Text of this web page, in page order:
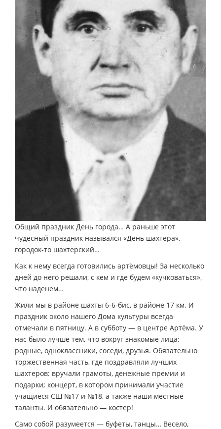
Общий праздник День города… А раньше этот
чудесный праздник назывался «День шахтера»,
городок-то шахтерский…
Как к нему всегда готовились артёмовцы! За несколько
дней до него решали, с кем и где будем «кучковаться»,
что наденем…
Жили мы в районе шахты 6-6-бис, в районе 17 км. И
праздник около нашего Дома культуры всегда
отмечали в пятницу. А в субботу — в центре Артёма. У
нас было лучше тем, что вокруг знакомые лица:
родные, одноклассники, соседи, друзья. Обязательно
торжественная часть, где поздравляли лучших
шахтеров: вручали грамоты, денежные премии и
подарки; концерт, в котором принимали участие
учащиеся СШ №17 и №18, а также наши местные
таланты. И обязательно — костер!
Само собой разумеется — буфеты, танцы… Весело,